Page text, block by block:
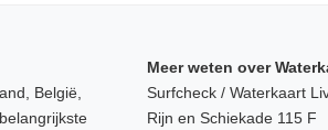
België,
Meer weten over
Surfcheck / Waterkaart
Rijn en Schiekade 115 F